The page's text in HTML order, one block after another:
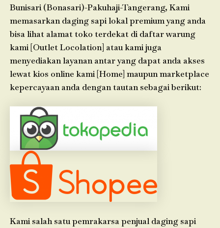
Bunisari (Bonasari)-Pakuhaji-Tangerang, Kami
memasarkan daging sapi lokal premium yang anda
bisa lihat alamat toko terdekat di daftar warung
kami [Outlet Locolation] atau kami juga
menyediakan layanan antar yang dapat anda akses
lewat kios online kami [Home] maupun marketplace
kepercayaan anda dengan tautan sebagai berikut:
Kami salah satu pemrakarsa penjual daging sapi